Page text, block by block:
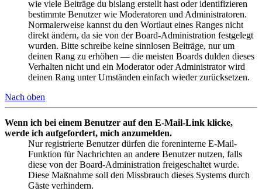
wie viele Beiträge du bislang erstellt hast oder identifizieren
bestimmte Benutzer wie Moderatoren und Administratoren.
Normalerweise kannst du den Wortlaut eines Ranges nicht
direkt ändern, da sie von der Board-Administration festgelegt
wurden. Bitte schreibe keine sinnlosen Beiträge, nur um
deinen Rang zu erhöhen — die meisten Boards dulden dieses
Verhalten nicht und ein Moderator oder Administrator wird
deinen Rang unter Umständen einfach wieder zurücksetzen.
Nach oben
Wenn ich bei einem Benutzer auf den E-Mail-Link klicke,
werde ich aufgefordert, mich anzumelden.
Nur registrierte Benutzer dürfen die foreninterne E-Mail-
Funktion für Nachrichten an andere Benutzer nutzen, falls
diese von der Board-Administration freigeschaltet wurde.
Diese Maßnahme soll den Missbrauch dieses Systems durch
Gäste verhindern.